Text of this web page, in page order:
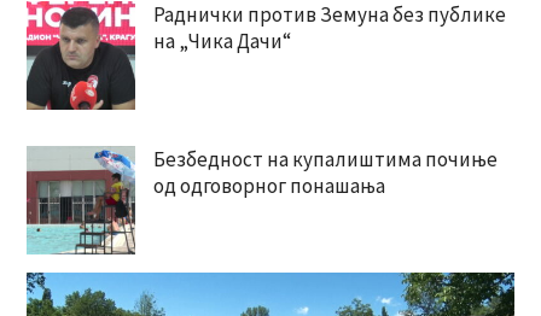
Раднички против Земуна без публике
на „Чика Дачи“
Безбедност на купалиштима почиње
од одговорног понашања